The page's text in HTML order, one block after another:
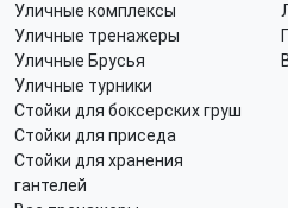
Уличные комплексы
Уличные тренажеры
Уличные Брусья
Уличные турники
Стойки для боксерских груш
Стойки для приседа
Стойки для хранения
гантелей